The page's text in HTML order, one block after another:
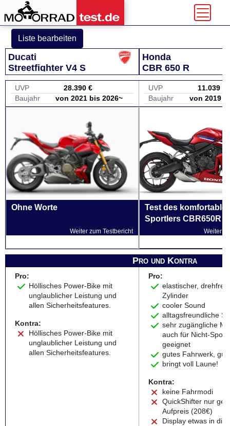
Liste bearbeiten
Ducati
Streetfighter V4 S
Honda
CBR 650 R
UVP
28.390 €
Baujahr
von 2021 bis 2026~
UVP
11.039 €
Baujahr
von 2019
Ohne Worte
Weiter zum Testbericht
Test des
Sportlers CBR650R
Weiter
Pro und Kontra
Pro:
Höllisches Power-Bike mit
unglaublicher Leistung und
allen Sicherheitsfeatures.
Kontra:
Höllisches Power-Bike mit
unglaublicher Leistung und
allen Sicherheitsfeatures.
Pro:
elastischer,
Zylinder
cooler Sound
alltagsfreundliche
sehr zugängliche
auch für Nicht-
geeignet
gutes Fahrwerk,
bringt voll Laune!
Kontra:
keine Fahrmodi
QuickShifter nur
Aufpreis (208€)
Display etwas in die